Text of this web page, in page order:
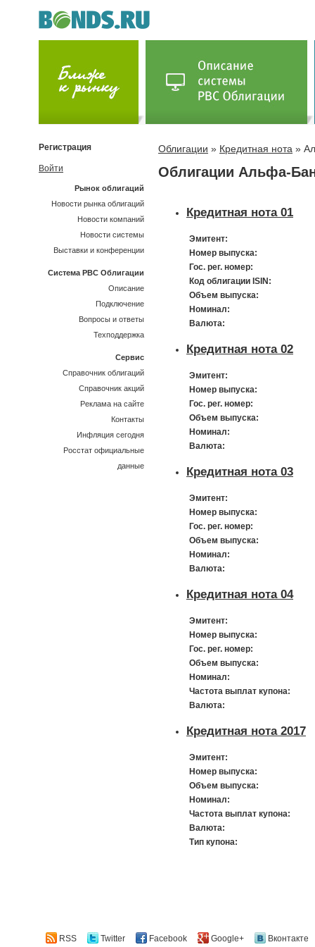
Облигации » Кредитная нота »
Облигации Альфа-
Кредитная нота 01
Эмитент:
Номер выпуска:
Гос. рег. номер:
Код облигации ISIN:
Объем выпуска:
Номинал:
Валюта:
Кредитная нота 02
Эмитент:
Номер выпуска:
Гос. рег. номер:
Объем выпуска:
Номинал:
Валюта:
Кредитная нота 03
Эмитент:
Номер выпуска:
Гос. рег. номер:
Объем выпуска:
Номинал:
Валюта:
Кредитная нота 04
Эмитент:
Номер выпуска:
Гос. рег. номер:
Объем выпуска:
Номинал:
Частота выплат купона:
Валюта:
Кредитная нота 2017
Эмитент:
Номер выпуска:
Объем выпуска:
Номинал:
Частота выплат купона:
Валюта:
Тип купона:
Регистрация
Войти
Рынок облигаций
Новости рынка облигаций
Новости компаний
Новости системы
Выставки и конференции
Система РВС Облигации
Описание
Подключение
Вопросы и ответы
Техподдержка
Сервис
Справочник облигаций
Справочник акций
Реклама на сайте
Контакты
Инфляция сегодня
Росстат официальные
данные
RSS Twitter Facebook Google+ Вконтакте